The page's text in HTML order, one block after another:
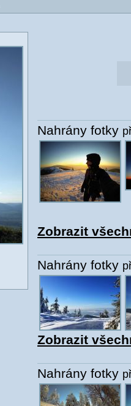
Nahrány fotky
Zobrazit
Nahrány fotky
Zobrazit
Nahrány fotky